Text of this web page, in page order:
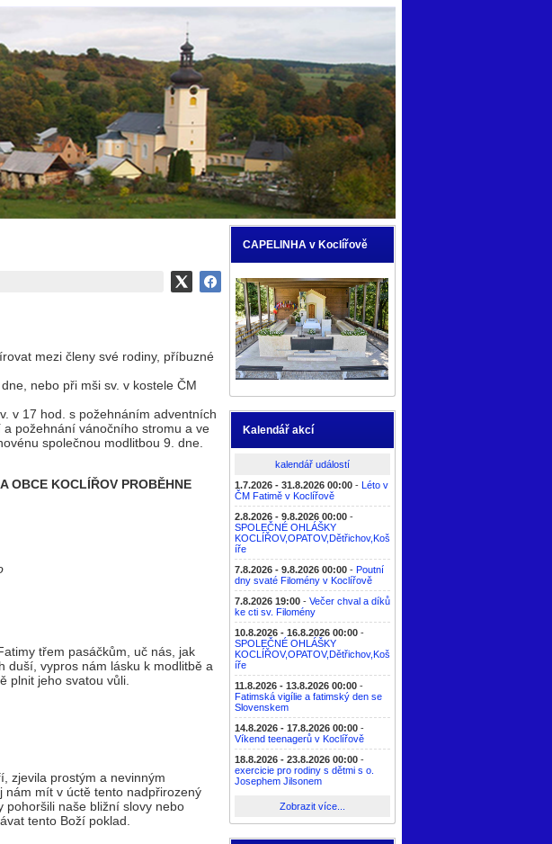
CAPELINHA v Koclířově
Kalendář akcí
kalendář událostí
1.7.2026 - 31.8.2026 00:00- Léto v
ČM Fatimě v Koclířově
2.8.2026 - 9.8.2026 00:00-
SPOLEČNÉ OHLÁŠKY
KOCLÍŘOV,OPATOV,Dětřichov,Koš
íře
7.8.2026 - 9.8.2026 00:00- Poutní
dny svaté Filomény v Koclířově
7.8.2026 19:00- Večer chval a díků
ke cti sv. Filomény
10.8.2026 - 16.8.2026 00:00-
SPOLEČNÉ OHLÁŠKY
KOCLÍŘOV,OPATOV,Dětřichov,Koš
íře
11.8.2026 - 13.8.2026 00:00-
Fatimská vigílie a fatimský den se
Slovenskem
14.8.2026 - 17.8.2026 00:00-
Víkend teenagerů v Koclířově
18.8.2026 - 23.8.2026 00:00-
exercicie pro rodiny s dětmi s o.
Josephem Jilsonem
Zobrazit více...
mezi členy své rodiny, příbuzné
nebo při mši sv. v kostele ČM
v 17 hod. s požehnáním adventních
požehnání vánočního stromu a ve
společnou modlitbou 9. dne.
OBCE KOCLÍŘOV PROBĚHNE
třem pasáčkům, uč nás, jak
duší, vypros nám lásku k modlitbě a
plnit jeho svatou vůli.
zjevila prostým a nevinným
nám mít v úctě tento nadpřirozený
pohoršili naše bližní slovy nebo
tento Boží poklad.